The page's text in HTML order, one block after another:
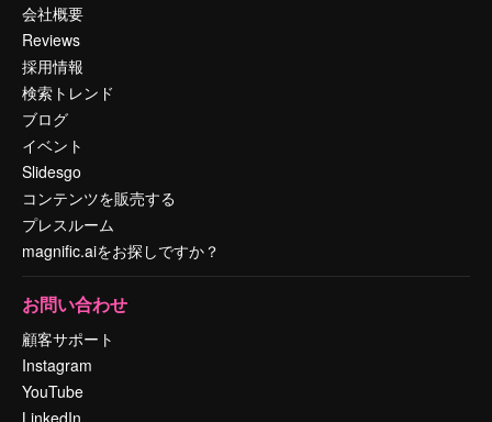
会社概要
Reviews
採用情報
検索トレンド
ブログ
イベント
Slidesgo
コンテンツを販売する
プレスルーム
magnific.aiをお探しですか？
お問い合わせ
顧客サポート
Instagram
YouTube
LinkedIn